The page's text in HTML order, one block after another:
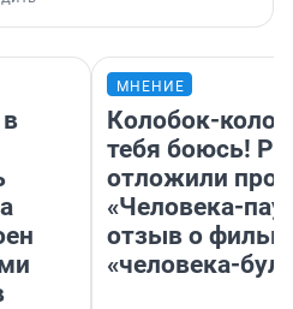
МНЕНИЕ
Колобок-
тебя боюсь!
отложили
«Человека-
отзыв о
«человека-